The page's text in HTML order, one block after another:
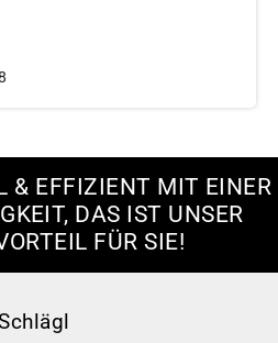
& EFFIZIENT MIT EINER
DAS IST UNSER
FÜR SIE!